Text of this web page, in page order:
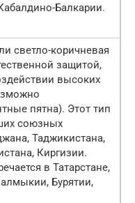
Балкарии.
светло-коричневая
защитой,
высоких
пятна). Этот тип
союзных
Таджикистана,
Киргизии.
в Татарстане,
Бурятии,